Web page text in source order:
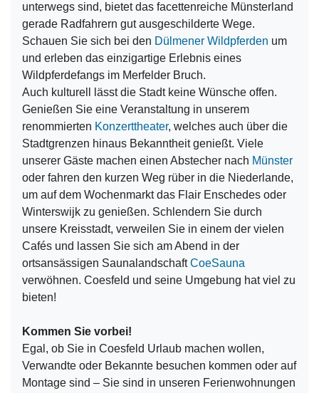
unterwegs sind, bietet das facettenreiche Münsterland
gerade Radfahrern gut ausgeschilderte Wege.
Schauen Sie sich bei den Dülmener Wildpferden um
und erleben das einzigartige Erlebnis eines
Wildpferdefangs im Merfelder Bruch.
Auch kulturell lässt die Stadt keine Wünsche offen.
Genießen Sie eine Veranstaltung in unserem
renommierten Konzerttheater, welches auch über die
Stadtgrenzen hinaus Bekanntheit genießt. Viele
unserer Gäste machen einen Abstecher nach Münster
oder fahren den kurzen Weg rüber in die Niederlande,
um auf dem Wochenmarkt das Flair Enschedes oder
Winterswijk zu genießen. Schlendern Sie durch
unsere Kreisstadt, verweilen Sie in einem der vielen
Cafés und lassen Sie sich am Abend in der
ortsansässigen SaunalandschaftCoeSauna
verwöhnen. Coesfeld und seine Umgebung hat viel zu
bieten!
Kommen Sie vorbei!
Egal, ob Sie in Coesfeld Urlaub machen wollen,
Verwandte oder Bekannte besuchen kommen oder auf
Montage sind – Sie sind in unseren Ferienwohnungen